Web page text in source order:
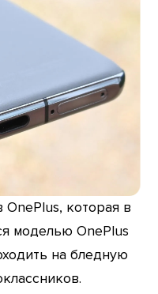
которая в
моделью OnePlus
на бледную